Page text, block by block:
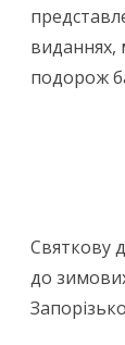
виданнях,
подорож
Святкову
до